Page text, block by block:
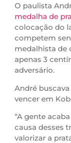
O paulista
medalha de
colocação do
competem
medalhista de
apenas 3
adversário.
André
vencer em
“A gente
causa desses
valorizar a